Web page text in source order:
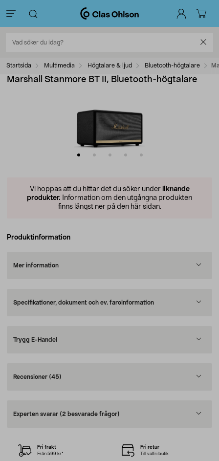
Startsida Multimedia Högtalare & ljud Bluetooth-högtalare
Marshall Stanmore BT II, Bluetooth-högtalare
Vi hoppas att du hittar det du söker under liknande
produkter. Information om den utgångna produkten
finns längst ner på den här sidan.
Produktinformation
Mer information
Specifikationer, dokument och ev. faroinformation
Trygg E-Handel
Recensioner (45)
Experten svarar (2 besvarade frågor)
Fri frakt
Från 599 kr*
Fri retur
Till valfri butik